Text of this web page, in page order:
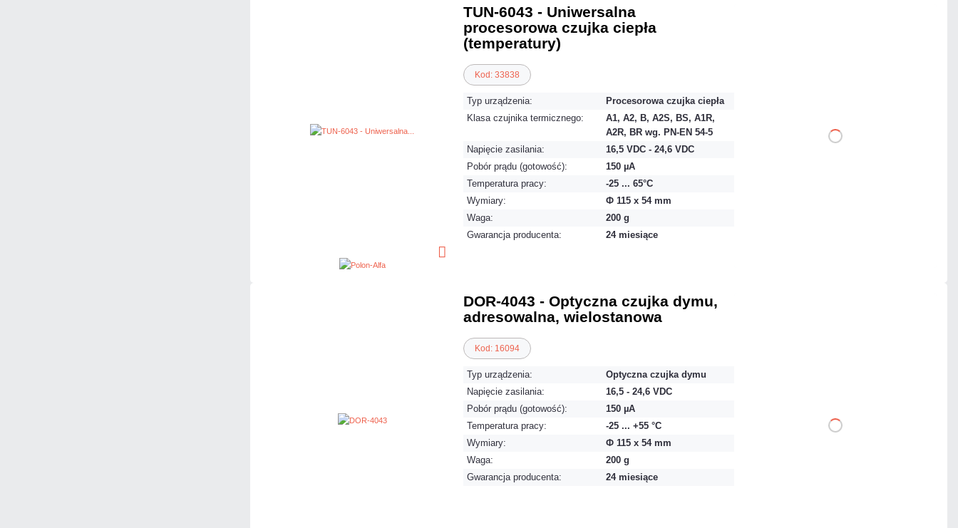
TUN-6043 - Uniwersalna
procesorowa czujka ciepła
(temperatury)
Kod: 33838
Typ urządzenia:
Procesorowa czujka ciepła
Klasa czujnika termicznego:
A1, A2, B, A2S, BS, A1R,
A2R, BR wg. PN-EN 54-5
Napięcie zasilania:
16,5 VDC - 24,6 VDC
Pobór prądu (gotowość):
150 µA
Temperatura pracy:
-25 ... 65°C
Wymiary:
Ф 115 x 54 mm
Waga:
200 g
Gwarancja producenta:
24 miesiące
DO KOSZYKA
DOR-4043 - Optyczna czujka dymu,
adresowalna, wielostanowa
Kod: 16094
Typ urządzenia:
Optyczna czujka dymu
Napięcie zasilania:
16,5 - 24,6 VDC
Pobór prądu (gotowość):
150 µA
Temperatura pracy:
-25 ... +55 °C
Wymiary:
Ф 115 x 54 mm
Waga:
200 g
Gwarancja producenta:
24 miesiące
DO KOSZYKA